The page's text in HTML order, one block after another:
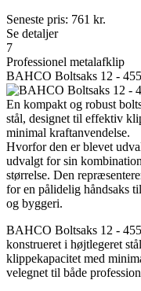
Seneste pris: 761 kr.
Se detaljer
7
Professionel metalafklip
BAHCO Boltsaks 12 -
En kompakt og robust
stål, designet til effektiv
minimal kraftanvendelse.
Hvorfor den er blevet
udvalgt for sin
størrelse. Den
for en pålidelig håndsaks
og byggeri.
BAHCO Boltsaks 12 -
konstrueret i højtlegeret
klippekapacitet med
velegnet til både